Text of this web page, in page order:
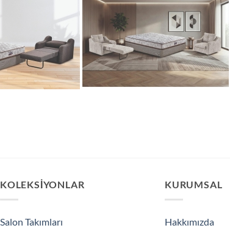
KOLEKSIYONLAR
Salon Takımları
KURUMSAL
Hakkımızda